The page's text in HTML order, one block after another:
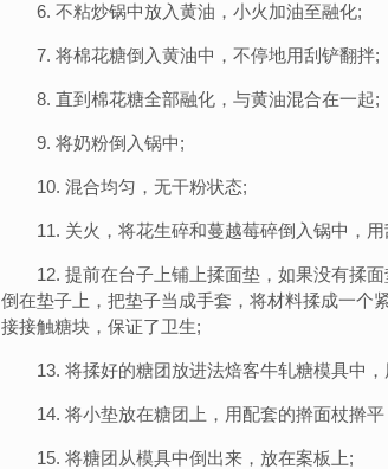
6. 不粘炒锅中放入黄油，小火加油至融化;
7. 将棉花糖倒入黄油中，不停地用刮铲翻拌;
8. 直到棉花糖全部融化，与黄油混合在一起;
9. 将奶粉倒入锅中;
10. 混合均匀，无干粉状态;
11. 关火，将花生碎和蔓越莓碎倒入锅中，用
12. 提前在台子上铺上揉面垫，如果没有揉面
倒在垫子上，把垫子当成手套，将材料揉成一个
接接触糖块，保证了卫生;
13. 将揉好的糖团放进法焙客牛轧糖模具中，
14. 将小垫放在糖团上，用配套的擀面杖擀平
15. 将糖团从模具中倒出来，放在案板上;